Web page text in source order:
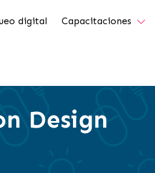
digital Capacitaciones
Design